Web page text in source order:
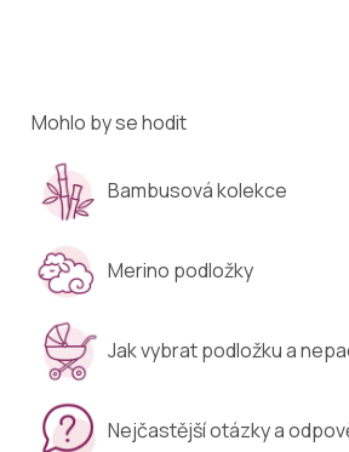
Mohlo by se hodit
Bambusová kolekce
Merino podložky
Jak vybrat podložku a
Nejčastější otázky a